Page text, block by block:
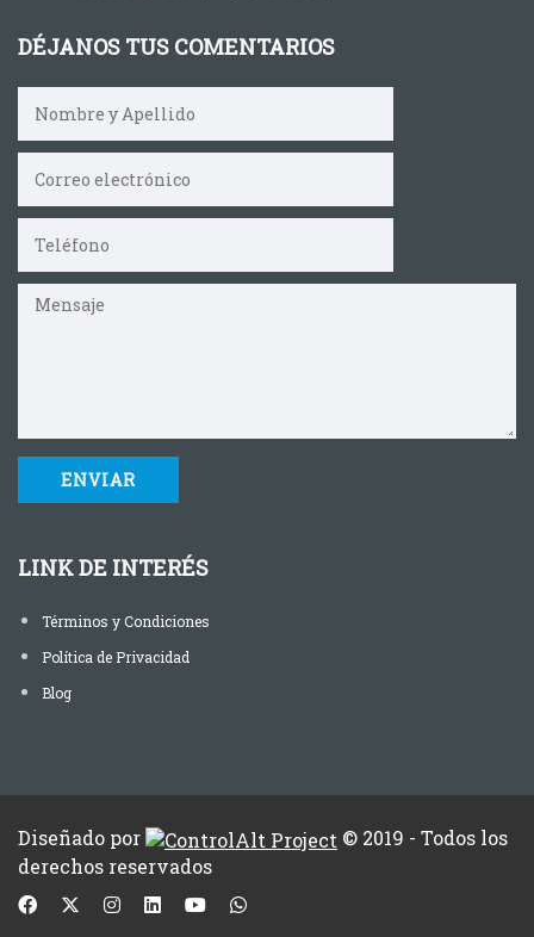
DÉJANOS TUS COMENTARIOS
LINK DE INTERÉS
Términos y Condiciones
Política de Privacidad
Blog
Diseñado por
© 2019 - Todos los
derechos reservados